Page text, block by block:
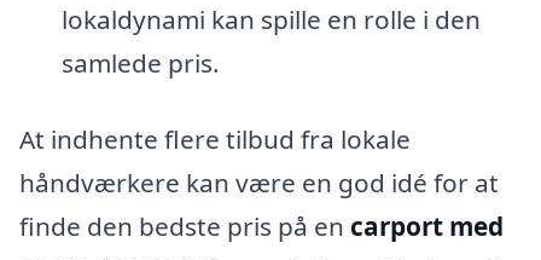
lokaldynami kan spille en rolle i den
samlede pris.
At indhente flere tilbud fra lokale
håndværkere kan være en god idé for at
finde den bedste pris på en carport med